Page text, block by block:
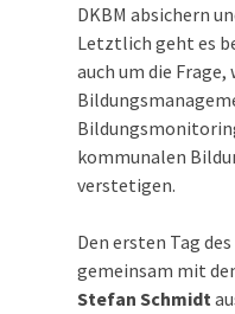
DKBM absichern
Letztlich geht es
auch um die
kommunalen
verstetigen.
Den ersten Tag
gemeinsam mit
Stefan Schmidt